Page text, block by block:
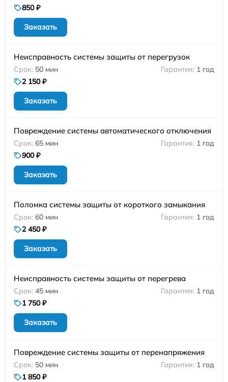
850 ₽
Заказать
Неисправность системы защиты от перегрузок
50 мин
1 год
2 150 ₽
Заказать
Повреждение системы автоматического отключения
65 мин
1 год
900 ₽
Заказать
Поломка системы защиты от короткого замыкания
60 мин
1 год
2 450 ₽
Заказать
Неисправность системы защиты от перегрева
45 мин
1 год
1 750 ₽
Заказать
Повреждение системы защиты от перенапряжения
50 мин
1 год
1 850 ₽